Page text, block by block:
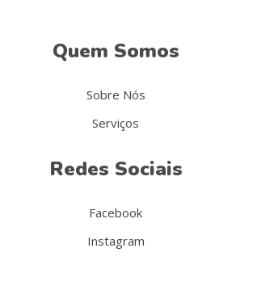
Quem Somos
Sobre Nós
Serviços
Redes Sociais
Facebook
Instagram